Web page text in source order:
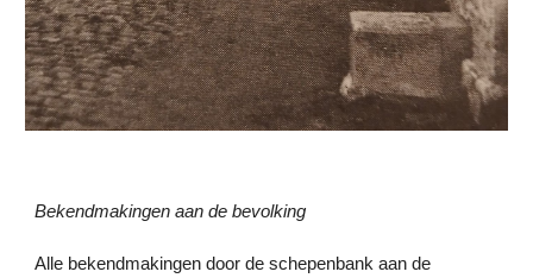
Bekendmakingen aan de bevolking
Alle bekendmakingen door de schepenbank aan de